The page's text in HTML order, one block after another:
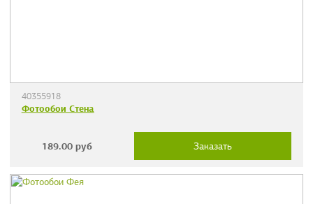
40355918
Фотообои Стена
189.00 руб Заказать